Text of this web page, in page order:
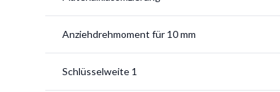
Anziehdrehmoment für 10 mm
Schlüsselweite 1